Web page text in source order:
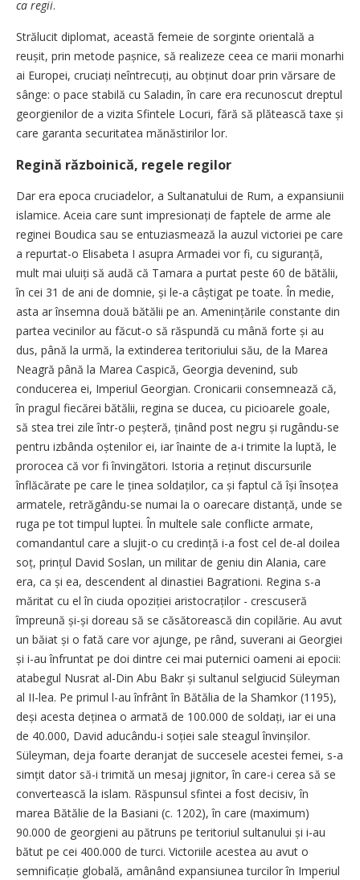
ca regii.
Strălucit diplomat, această femeie de sorginte orientală a
reușit, prin metode pașnice, să realizeze ceea ce marii monarhi
ai Europei, cruciați neîntrecuți, au obținut doar prin vărsare de
sânge: o pace stabilă cu Saladin, în care era recunoscut dreptul
georgienilor de a vizita Sfintele Locuri, fără să plătească taxe și
care garanta securitatea mănăstirilor lor.
Regină războinică, regele regilor
Dar era epoca cruciadelor, a Sultanatului de Rum, a expansiunii
islamice. Aceia care sunt impresionați de faptele de arme ale
reginei Boudica sau se entuziasmează la auzul victoriei pe care
a repurtat-o Elisabeta I asupra Armadei vor fi, cu siguranță,
mult mai uluiți să audă că Tamara a purtat peste 60 de bătălii,
în cei 31 de ani de domnie, și le-a câștigat pe toate. În medie,
asta ar însemna două bătălii pe an. Amenințările constante din
partea vecinilor au făcut-o să răspundă cu mână forte și au
dus, până la urmă, la extinderea teritoriului său, de la Marea
Neagră până la Marea Caspică, Georgia devenind, sub
conducerea ei, Imperiul Geor­gian. Cronicarii consemnează că,
în pragul fiecărei bătălii, regina se ducea, cu picioarele goale,
să stea trei zile într-o peșteră, ținând post negru și rugându-se
pentru izbânda oștenilor ei, iar înainte de a-i trimite la luptă, le
prorocea că vor fi învingători. Istoria a reținut discursurile
înflăcărate pe care le ținea soldaților, ca și faptul că își însoțea
armatele, retrăgându-se numai la o oarecare dis­tanță, unde se
ruga pe tot timpul luptei. În multele sale conflicte armate,
comandantul care a slujit-o cu credință i-a fost cel de-al doilea
soț, prințul David Soslan, un militar de geniu din Alania, care
era, ca și ea, descendent al dinastiei Bagrationi. Regina s-a
măritat cu el în ciuda opoziției aristocraților - crescuseră
împreună și-și doreau să se căsătorească din copilărie. Au avut
un băiat și o fată care vor ajunge, pe rând, suverani ai Georgiei
și i-au înfruntat pe doi dintre cei mai puternici oameni ai epocii:
atabegul Nusrat al-Din Abu Bakr și sultanul selgiucid Süleyman
al II-lea. Pe primul l-au înfrânt în Bătălia de la Shamkor (1195),
deși acesta deținea o armată de 100.000 de soldați, iar ei una
de 40.000, David aducându-i soției sale steagul învinșilor.
Süleyman, deja foarte deranjat de succesele acestei femei, s-a
simțit dator să-i trimită un mesaj jignitor, în care-i cerea să se
convertească la islam. Răspunsul sfintei a fost decisiv, în
marea Bătălie de la Basiani (c. 1202), în care (maximum)
90.000 de georgieni au pătruns pe teritoriul sultanului și i-au
bătut pe cei 400.000 de turci. Victoriile acestea au avut o
semnificație globală, amânând expansiunea turcilor în Imperiul